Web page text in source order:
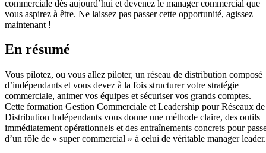
commerciale dès aujourd’hui et devenez le manager commercial que
vous aspirez à être. Ne laissez pas passer cette opportunité, agissez
maintenant !
En résumé
Vous pilotez, ou vous allez piloter, un réseau de distribution composé
d’indépendants et vous devez à la fois structurer votre stratégie
commerciale, animer vos équipes et sécuriser vos grands comptes.
Cette formation Gestion Commerciale et Leadership pour Réseaux de
Distribution Indépendants vous donne une méthode claire, des outils
immédiatement opérationnels et des entraînements concrets pour
d’un rôle de « super commercial » à celui de véritable manager leader.